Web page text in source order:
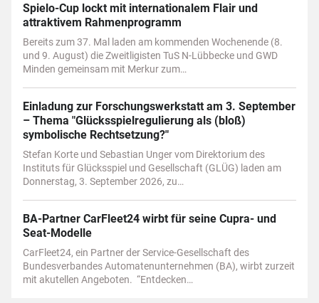
Spielo-Cup lockt mit internationalem Flair und
attraktivem Rahmenprogramm
Bereits zum 37. Mal laden am kommenden Wochenende (8.
und 9. August) die Zweitligisten TuS N-Lübbecke und GWD
Minden gemeinsam mit Merkur zum…
Einladung zur Forschungswerkstatt am 3. September
– Thema "Glücksspielregulierung als (bloß)
symbolische Rechtsetzung?"
Stefan Korte und Sebastian Unger vom Direktorium des
Instituts für Glücksspiel und Gesellschaft (GLÜG) laden am
Donnerstag, 3. September 2026, zu…
BA-Partner CarFleet24 wirbt für seine Cupra- und
Seat-Modelle
CarFleet24, ein Partner der Service-Gesellschaft des
Bundesverbandes Automatenunternehmen (BA), wirbt zurzeit
mit akutellen Angeboten. “Entdecken…